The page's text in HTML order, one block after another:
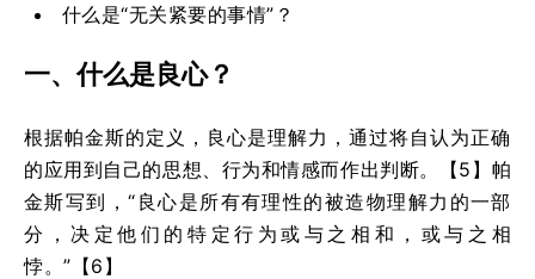
什么是“无关紧要的事情”？
一、什么是良心？
根据帕金斯的定义，良心是理解力，通过将自认为正确
的应用到自己的思想、行为和情感而作出判断。【5】帕
金斯写到，“良心是所有有理性的被造物理解力的一部
分，决定他们的特定行为或与之相和，或与之相
悖。”【6】